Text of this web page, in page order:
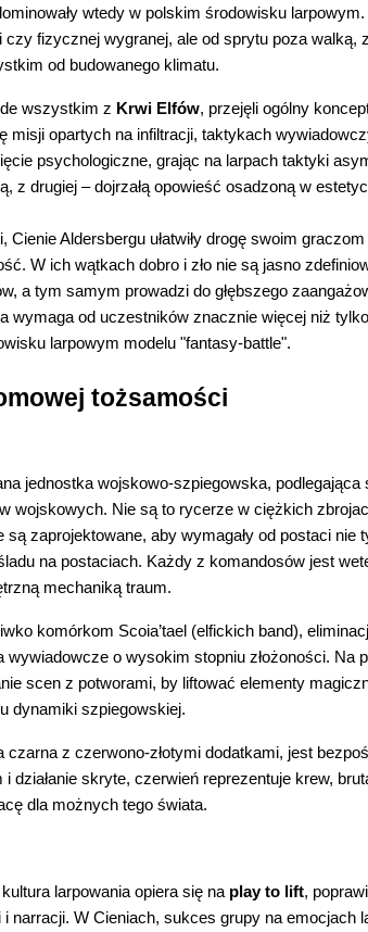
wtedy w polskim środowisku
fizycznej wygranej, ale od sprytu poza walką,
od budowanego klimatu.
wszystkim z Krwi Elfów, przejęli ogólny
misji opartych na infiltracji, taktykach
psychologiczne, grając na larpach taktyki
z drugiej – dojrzałą opowieść osadzoną w
Aldersbergu ułatwiły drogę swoim
W ich wątkach dobro i zło nie są jasno
a tym samym prowadzi do głębszego
wymaga od uczestników znacznie więcej niż
larpowym modelu "fantasy-battle".
tożsamości
jednostka wojskowo-szpiegowska, podlegająca
wojskowych. Nie są to rycerze w ciężkich
zaprojektowane, aby wymagały od postaci nie
na postaciach. Każdy z komandosów jest
mechaniką traum.
komórkom Scoia’tael (elfickich band),
o wysokim stopniu złożoności. Na
scen z potworami, by liftować elementy
dynamiki szpiegowskiej.
z czerwono-złotymi dodatkami, jest
skryte, czerwień reprezentuje krew,
dla możnych tego świata.
larpowania opiera się na play to lift,
W Cieniach, sukces grupy na emocjach